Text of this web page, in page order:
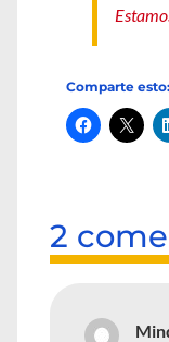
Comparte esto:
2